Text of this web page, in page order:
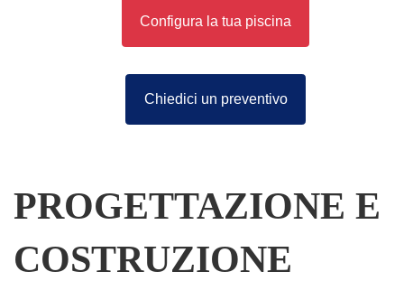
Configura la tua piscina
Chiedici un preventivo
PROGETTAZIONE E
COSTRUZIONE